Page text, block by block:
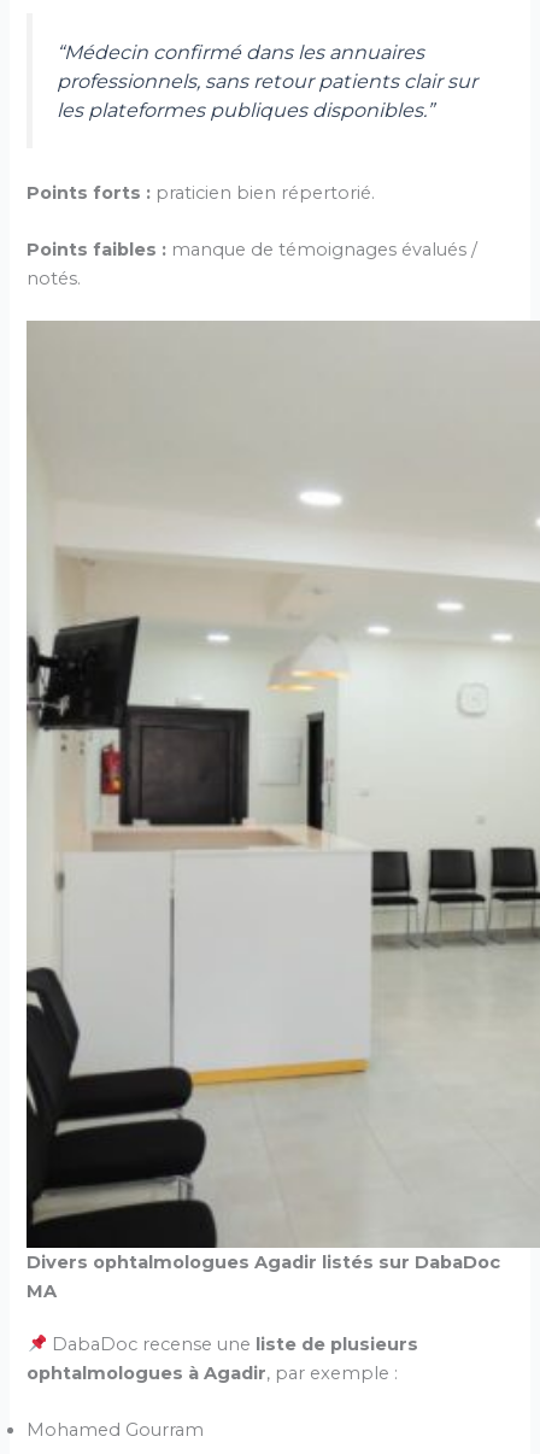
“Médecin confirmé dans les annuaires
professionnels, sans retour patients clair sur
les plateformes publiques disponibles.”
Points forts : praticien bien répertorié.
Points faibles : manque de témoignages évalués /
notés.
Divers ophtalmologues Agadir listés sur DabaDoc
MA
DabaDoc recense une liste de plusieurs
ophtalmologues à Agadir, par exemple :
Mohamed Gourram